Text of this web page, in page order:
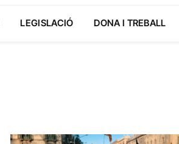
LEGISLACIÓ DONA I TREBALL